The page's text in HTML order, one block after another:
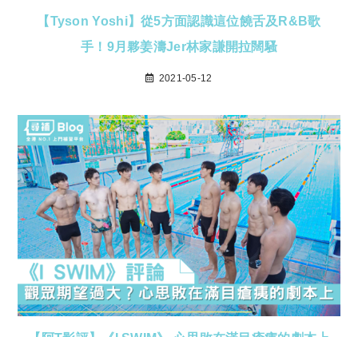
【Tyson Yoshi】從5方面認識這位饒舌及R&B歌
手！9月夥姜濤Jer林家謙開拉闊騷
2021-05-12